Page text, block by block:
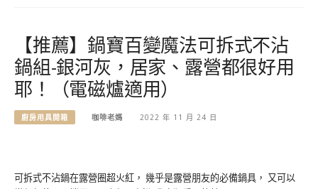
【推薦】鍋寶百變魔法可拆式不沾
鍋組-銀河灰，居家、露營都很好用
耶！（電磁爐適用）
廚房用具開箱 咖啡老媽 2022 年 11 月 24 日
可拆式不沾鍋在露營圈超火紅， 幾乎是露營朋友的必備鍋具， 又可以